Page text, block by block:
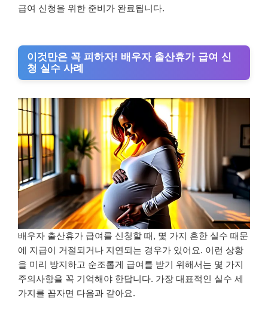
급여 신청을 위한 준비가 완료됩니다.
이것만은 꼭 피하자! 배우자 출산휴가 급여 신
청 실수 사례
배우자 출산휴가 급여를 신청할 때, 몇 가지 흔한 실수 때문
에 지급이 거절되거나 지연되는 경우가 있어요. 이런 상황
을 미리 방지하고 순조롭게 급여를 받기 위해서는 몇 가지
주의사항을 꼭 기억해야 한답니다. 가장 대표적인 실수 세
가지를 꼽자면 다음과 같아요.